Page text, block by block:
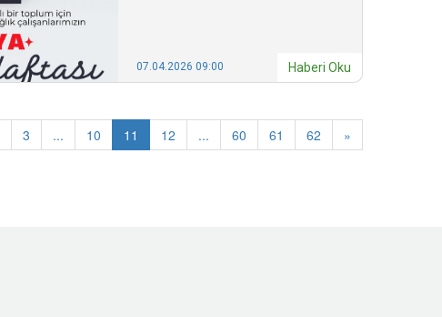
07.04.2026 09:00 Haberi Oku
3 ... 10 11 12 ... 60 61 62 »